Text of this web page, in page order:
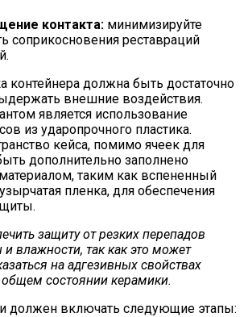
контакта: минимизируйте
соприкосновения реставраций
контейнера должна быть достаточно
внешние воздействия.
является использование
из ударопрочного пластика.
кейса, помимо ячеек для
дополнительно заполнено
таким как вспененный
пленка, для обеспечения
защиту от резких перепадов
и влажности, так как это может
на адгезивных свойствах
состоянии керамики.
должен включать следующие этапы: